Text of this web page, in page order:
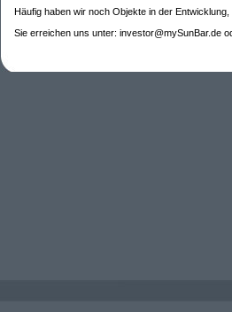
Häufig haben wir noch Objekte in der
Sie erreichen uns unter: investor@mySunBar.de